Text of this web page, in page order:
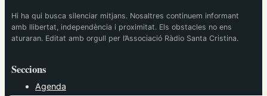
Hi ha qui busca silenciar mitjans. Nosaltres continuem informant
amb llibertat, independència i proximitat. Els obstacles no ens
aturaran. Editat amb orgull per l’Associació Ràdio Santa Cristina.
Seccions
Agenda